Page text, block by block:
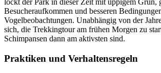
lockt der Park in dieser Zeit mit üppigem Grün,
Besucheraufkommen und besseren
Vogelbeobachtungen. Unabhängig von der
sich, die Trekkingtour am frühen Morgen zu
Schimpansen dann am aktivsten sind.
Praktiken und Verhaltensregeln